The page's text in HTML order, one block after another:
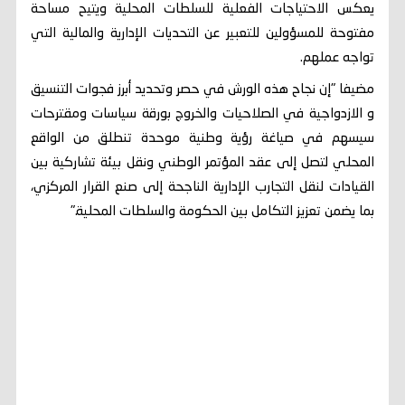
يعكس الاحتياجات الفعلية للسلطات المحلية ويتيح مساحة
مفتوحة للمسؤولين للتعبير عن التحديات الإدارية والمالية التي
تواجه عملهم.
مضيفا "إن نجاح هذه الورش في حصر وتحديد أبرز فجوات التنسيق
و الازدواجية في الصلاحيات والخروج بورقة سياسات ومقترحات
سيسهم في صياغة رؤية وطنية موحدة تنطلق من الواقع
المحلي لتصل إلى عقد المؤتمر الوطني ونقل بيئة تشاركية بين
القيادات لنقل التجارب الإدارية الناجحة إلى صنع القرار المركزي،
بما يضمن تعزيز التكامل بين الحكومة والسلطات المحلية."